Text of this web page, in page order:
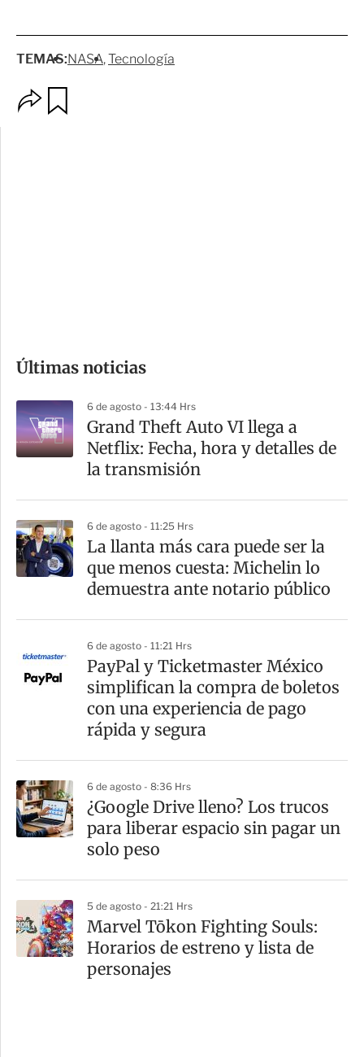
TEMAS:NASA Tecnología
m
a
r
t
Últimas noticias
6 de agosto - 13:44 Hrs
Grand Theft Auto VI llega a
Netflix: Fecha, hora y detalles de
la transmisión
6 de agosto - 11:25 Hrs
La llanta más cara puede ser la
que menos cuesta: Michelin lo
demuestra ante notario público
6 de agosto - 11:21 Hrs
PayPal y Ticketmaster México
simplifican la compra de boletos
con una experiencia de pago
rápida y segura
6 de agosto - 8:36 Hrs
¿Google Drive lleno? Los trucos
para liberar espacio sin pagar un
solo peso
5 de agosto - 21:21 Hrs
Marvel Tōkon Fighting Souls:
Horarios de estreno y lista de
personajes